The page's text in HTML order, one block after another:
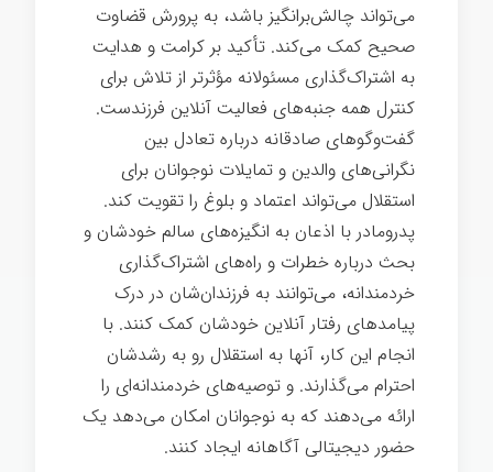
می‌تواند چالش‌برانگیز باشد، به پرورش قضاوت
صحیح کمک می‌کند. تأکید بر کرامت و هدایت
به اشتراک‌گذاری مسئولانه مؤثرتر از تلاش برای
کنترل همه جنبه‌های فعالیت آنلاین فرزندست.
گفت‌وگوهای صادقانه درباره تعادل بین
نگرانی‌های والدین و تمایلات نوجوانان برای
استقلال می‌تواند اعتماد و بلوغ را تقویت کند.
پدرومادر با اذعان به انگیزه‌های سالم خودشان و
بحث درباره خطرات و راه‌های اشتراک‌گذاری
خردمندانه، می‌توانند به فرزندان‌شان در درک
پیامدهای رفتار آنلاین خودشان کمک کنند. با
انجام این کار، آنها به استقلال رو به رشدشان
احترام می‌گذارند. و توصیه‌های خردمندانه‌ای را
ارائه می‌دهند که به نوجوانان امکان می‌دهد یک
حضور دیجیتالی آگاهانه ایجاد کنند.